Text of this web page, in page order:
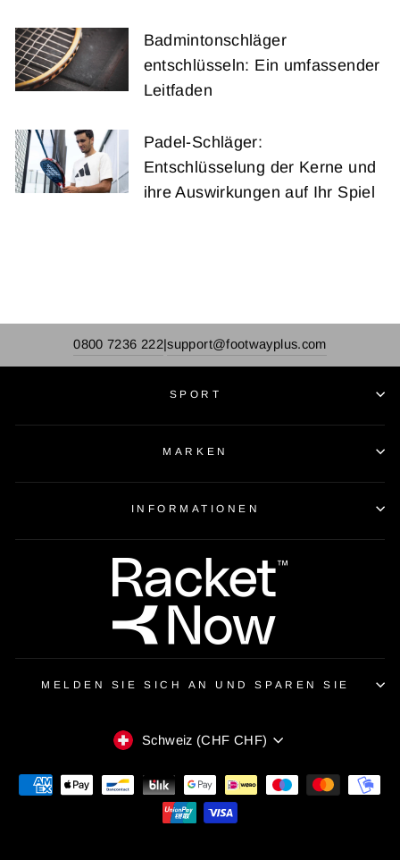
Badmintonschläger
entschlüsseln: Ein umfassender
Leitfaden
Padel-Schläger:
Entschlüsselung der Kerne und
ihre Auswirkungen auf Ihr Spiel
0800 7236 222|support@footwayplus.com
SPORT
MARKEN
INFORMATIONEN
MELDEN SIE SICH AN UND SPAREN SIE
WÄHRUNG
Schweiz (CHF CHF)